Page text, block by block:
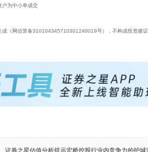
户为中小单成交
（网信算备310104345710301240019号），不构成投资建议
证券之星估值分析提示宏桥控股行业内竞争力的护